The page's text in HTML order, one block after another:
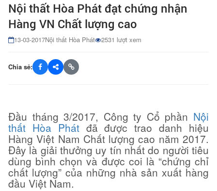
Nội thất Hòa Phát đạt chứng nhận
Hàng VN Chất lượng cao
13-03-2017Nội thất Hòa Phát 2531 lượt xem
Chia sẻ:
Đầu tháng 3/2017, Công ty Cổ phần Nội
thất Hòa Phátđã được trao danh hiệu
Hàng Việt Nam Chất lượng cao năm 2017.
Đây là giải thưởng uy tín nhất do người tiêu
dùng bình chọn và được coi là “chứng chỉ
chất lượng” của những nhà sản xuất hàng
đầu Việt Nam.